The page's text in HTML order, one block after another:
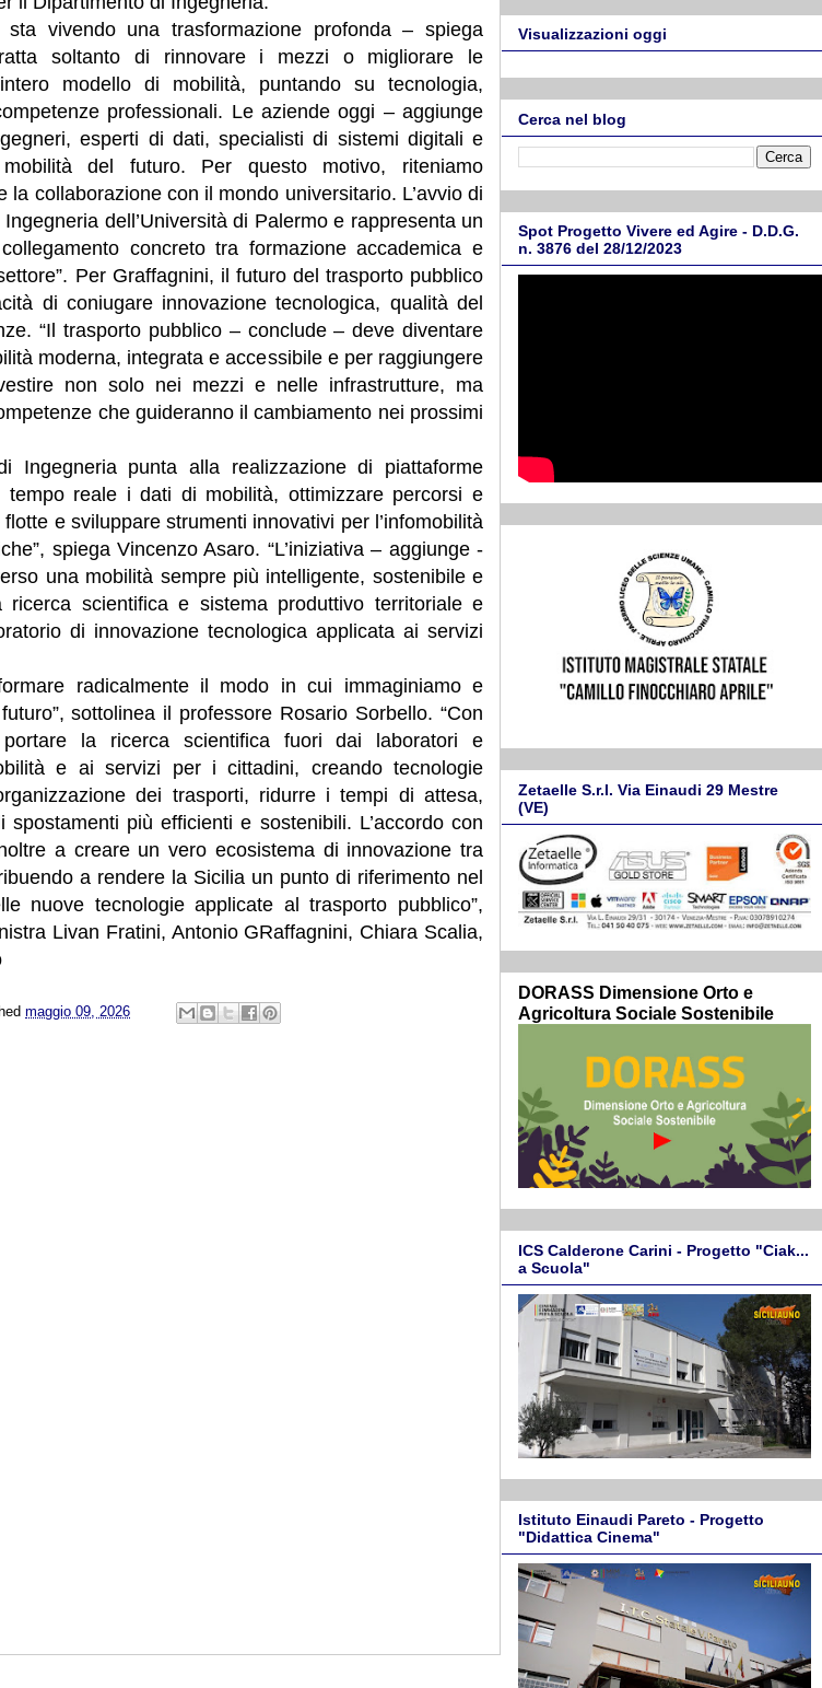
vivendo una trasformazione profonda – spiega
soltanto di rinnovare i mezzi o migliorare le
modello di mobilità, puntando su tecnologia,
professionali. Le aziende oggi – aggiunge
esperti di dati, specialisti di sistemi digitali e
del futuro. Per questo motivo, riteniamo
collaborazione con il mondo universitario. L’avvio di
dell’Università di Palermo e rappresenta un
concreto tra formazione accademica e
Per Graffagnini, il futuro del trasporto pubblico
di coniugare innovazione tecnologica, qualità del
“Il trasporto pubblico – conclude – deve diventare
moderna, integrata e accessibile e per raggiungere
non solo nei mezzi e nelle infrastrutture, ma
che guideranno il cambiamento nei prossimi
Ingegneria punta alla realizzazione di piattaforme
reale i dati di mobilità, ottimizzare percorsi e
e sviluppare strumenti innovativi per l’infomobilità
spiega Vincenzo Asaro. “L’iniziativa – aggiunge -
una mobilità sempre più intelligente, sostenibile e
scientifica e sistema produttivo territoriale e
di innovazione tecnologica applicata ai servizi
radicalmente il modo in cui immaginiamo e
sottolinea il professore Rosario Sorbello. “Con
portare la ricerca scientifica fuori dai laboratori e
e ai servizi per i cittadini, creando tecnologie
dei trasporti, ridurre i tempi di attesa,
più efficienti e sostenibili. L’accordo con
a creare un vero ecosistema di innovazione tra
a rendere la Sicilia un punto di riferimento nel
nuove tecnologie applicate al trasporto pubblico”,
Livan Fratini, Antonio GRaffagnini, Chiara Scalia,
maggio 09, 2026
Visualizzazioni oggi
Cerca nel blog
Spot Progetto Vivere ed Agire - D.D.G.
n. 3876 del 28/12/2023
Zetaelle S.r.l. Via Einaudi 29 Mestre
(VE)
DORASS Dimensione Orto e
Agricoltura Sociale Sostenibile
ICS Calderone Carini - Progetto "Ciak...
a Scuola"
Istituto Einaudi Pareto - Progetto
"Didattica Cinema"